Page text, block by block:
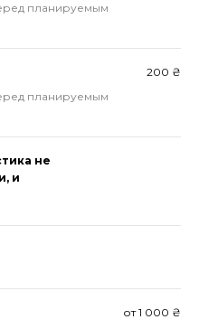
планируемым
200 ₴
планируемым
не
и
от 1 000 ₴